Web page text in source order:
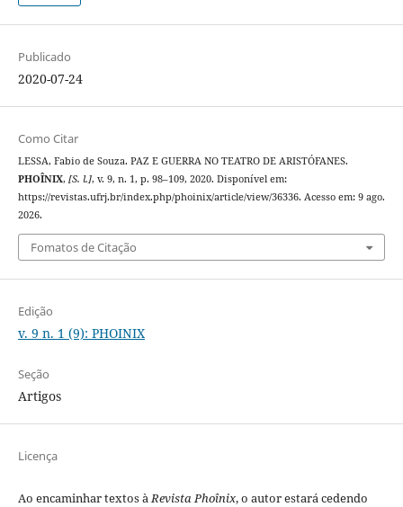
Publicado
2020-07-24
Como Citar
LESSA, Fabio de Souza. PAZ E GUERRA NO TEATRO DE ARISTÓFANES.
PHOÎNIX, [S. l.], v. 9, n. 1, p. 98–109, 2020. Disponível em:
https://revistas.ufrj.br/index.php/phoinix/article/view/36336. Acesso em: 9 ago.
2026.
Fomatos de Citação
Edição
v. 9 n. 1 (9): PHOINIX
Seção
Artigos
Licença
Ao encaminhar textos àRevista Phoînix, o autor estará cedendo